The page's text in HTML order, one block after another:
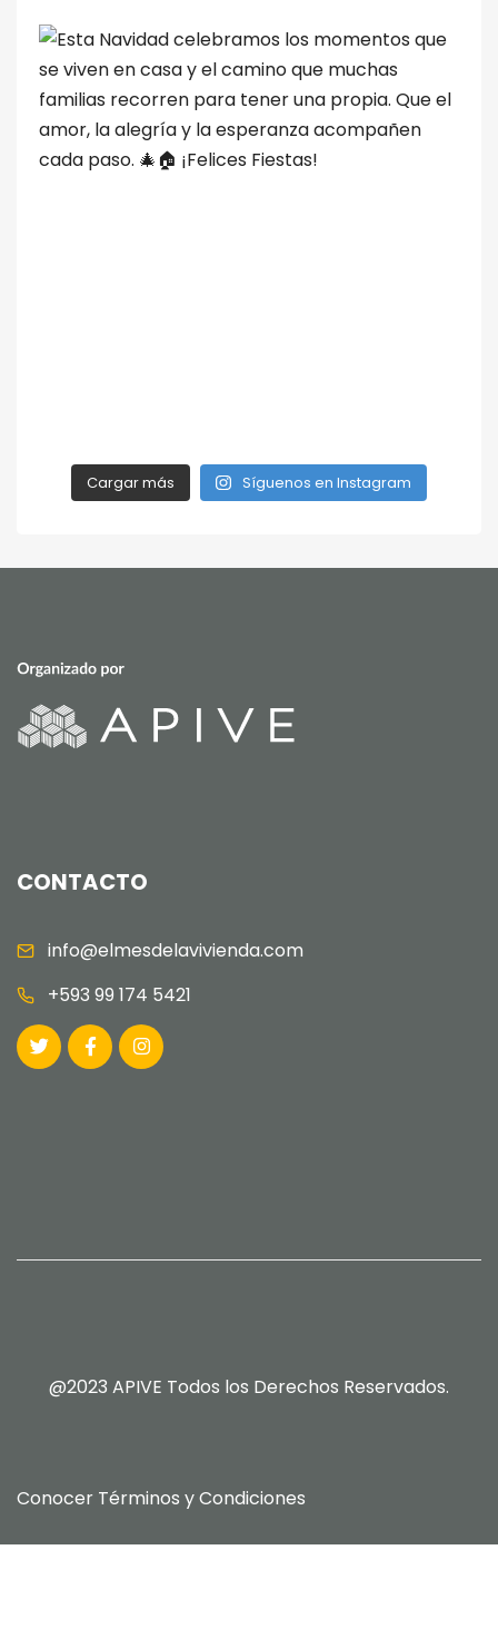
Cargar más Síguenos en Instagram
CONTACTO
info@elmesdelavivienda.com
+593 99 174 5421
@2023 APIVE Todos los Derechos Reservados.
Conocer Términos y Condiciones